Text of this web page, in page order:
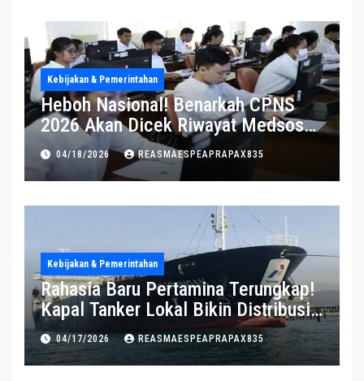
Kebijakan & Pemerintahan
Heboh Nasional! Benarkah CPNS
2026 Akan Dicek Riwayat Medsos?
Pernyataan BKN Bikin Heboh
04/18/2026 REASMAESPEAPRAPAX835
Kebijakan & Pemerintahan
Rahasia Baru Pertamina Terungkap!
Kapal Tanker Lokal Bikin Distribusi
RI Makin Kuat
04/17/2026 REASMAESPEAPRAPAX835